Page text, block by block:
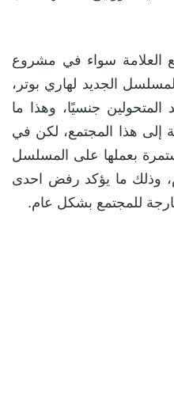
العلامة سواء في مشروع
الجديد لهاري بوتر،
جنسيًا، وهذا ما
إلى هذا المجتمع، لكن في
بعملها على المسلسل
وذلك ما يؤكد رفض احدى
للمجتمع بشكل عام.